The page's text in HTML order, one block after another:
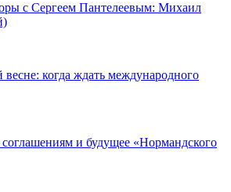
с Сергеем Пантелеевым: Михаил
когда ждать международного
и будущее «Нормандского